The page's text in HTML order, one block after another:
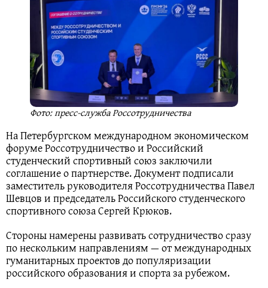
Фото: пресс-служба Россотрудничества
На Петербургском международном экономическом
форуме Россотрудничество и Российский
студенческий спортивный союз заключили
соглашение о партнерстве. Документ подписали
заместитель руководителя Россотрудничества Павел
Шевцов и председатель Российского студенческого
спортивного союза Сергей Крюков.
Стороны намерены развивать сотрудничество сразу
по нескольким направлениям — от международных
гуманитарных проектов до популяризации
российского образования и спорта за рубежом.